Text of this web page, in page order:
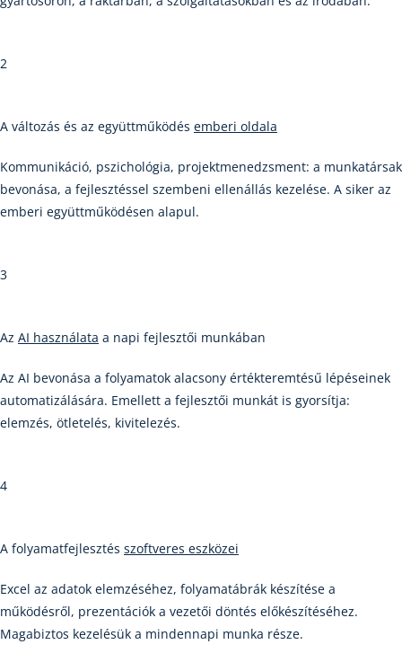
2
A változás és az együttműködés emberi oldala
Kommunikáció, pszichológia, projektmenedzsment: a munkatársak
bevonása, a fejlesztéssel szembeni ellenállás kezelése. A siker az
emberi együttműködésen alapul.
3
Az AI használata a napi fejlesztői munkában
Az AI bevonása a folyamatok alacsony értékteremtésű lépéseinek
automatizálására. Emellett a fejlesztői munkát is gyorsítja:
elemzés, ötletelés, kivitelezés.
4
A folyamatfejlesztés szoftveres eszközei
Excel az adatok elemzéséhez, folyamatábrák készítése a
működésről, prezentációk a vezetői döntés előkészítéséhez.
Magabiztos kezelésük a mindennapi munka része.